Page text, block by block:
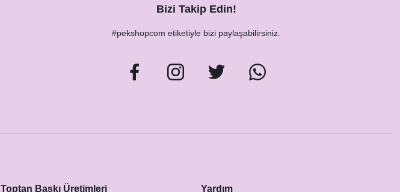
Bizi Takip Edin!
#pekshopcom etiketiyle bizi paylaşabilirsiniz.
Toptan Baskı Üretimleri Yardım